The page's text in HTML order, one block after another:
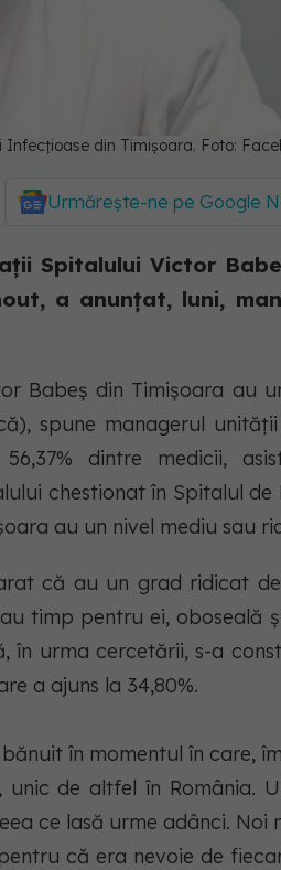
din Timișoara. Foto:
Urmărește-ne pe Google
Spitalului Victor
a anunțat, luni,
Babeș din Timișoara au
spune managerul
dintre medicii,
chestionat în Spitalul de
au un nivel mediu sau
că au un grad ridicat
timp pentru ei, oboseală
în urma cercetării, s-a
a ajuns la 34,80%.
în momentul în care,
de altfel în România.
ce lasă urme adânci. Noi
că era nevoie de